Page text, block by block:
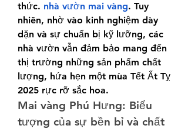
thức. nhà vườn mai vàng. Tuy
nhiên, nhờ vào kinh nghiệm dày
dặn và sự chuẩn bị kỹ lưỡng, các
nhà vườn vẫn đảm bảo mang đến
thị trường những sản phẩm chất
lượng, hứa hẹn một mùa Tết Ất Tỵ
2025 rực rỡ sắc hoa.
Mai vàng Phú Hưng: Biểu
tượng của sự bền bỉ và chất